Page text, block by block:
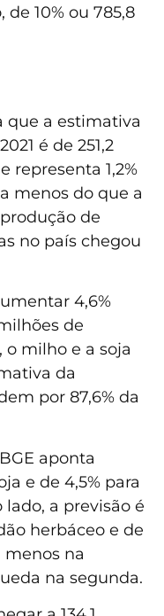
10% ou 785,8
que a estimativa
é de 251,2
representa 1,2%
menos do que a
de
no país chegou
4,6%
de
o milho e a soja
da
por 87,6% da
aponta
e de 4,5% para
a previsão é
herbáceo e de
menos na
na segunda.